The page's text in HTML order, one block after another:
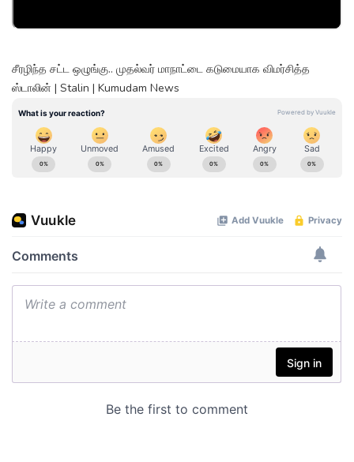
சீரழிந்த சட்ட ஒழுங்கு.. முதல்வர் மாநாட்டை கடுமையாக விமர்சித்த
ஸ்டாலின் | Stalin | Kumudam News